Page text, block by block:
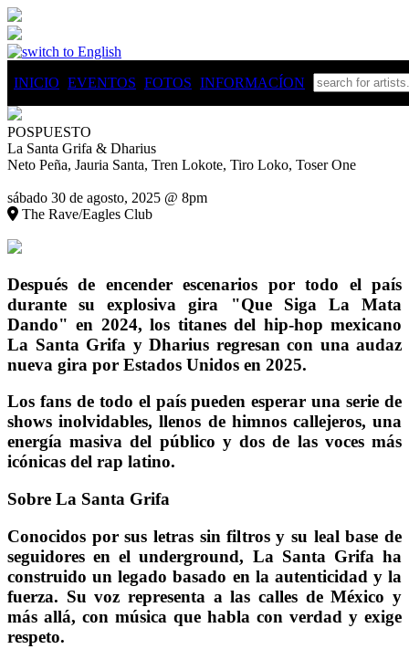
INICIO EVENTOS FOTOS INFORMACÍON
POSPUESTO
La Santa Grifa & Dharius
Neto Peña, Jauria Santa, Tren Lokote, Tiro Loko, Toser One
sábado 30 de agosto, 2025 @ 8pm
The Rave/Eagles Club
Después de encender escenarios por todo el país
durante su explosiva gira "Que Siga La Mata
Dando" en 2024, los titanes del hip-hop mexicano
La Santa Grifa y Dharius regresan con una audaz
nueva gira por Estados Unidos en 2025.
Los fans de todo el país pueden esperar una serie de
shows inolvidables, llenos de himnos callejeros, una
energía masiva del público y dos de las voces más
icónicas del rap latino.
Sobre La Santa Grifa
Conocidos por sus letras sin filtros y su leal base de
seguidores en el underground, La Santa Grifa ha
construido un legado basado en la autenticidad y la
fuerza. Su voz representa a las calles de México y
más allá, con música que habla con verdad y exige
respeto.